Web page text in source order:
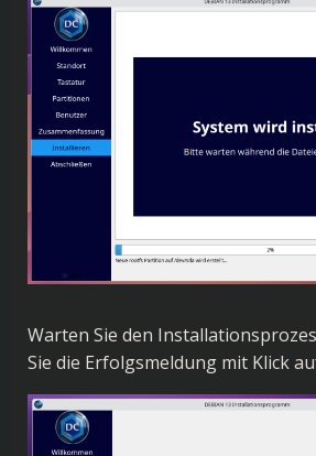
Warten Sie den
Sie die Erfolgsmeldung mit Klick